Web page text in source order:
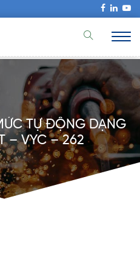
TỰ ĐỘNG DẠNG
– VYC – 262